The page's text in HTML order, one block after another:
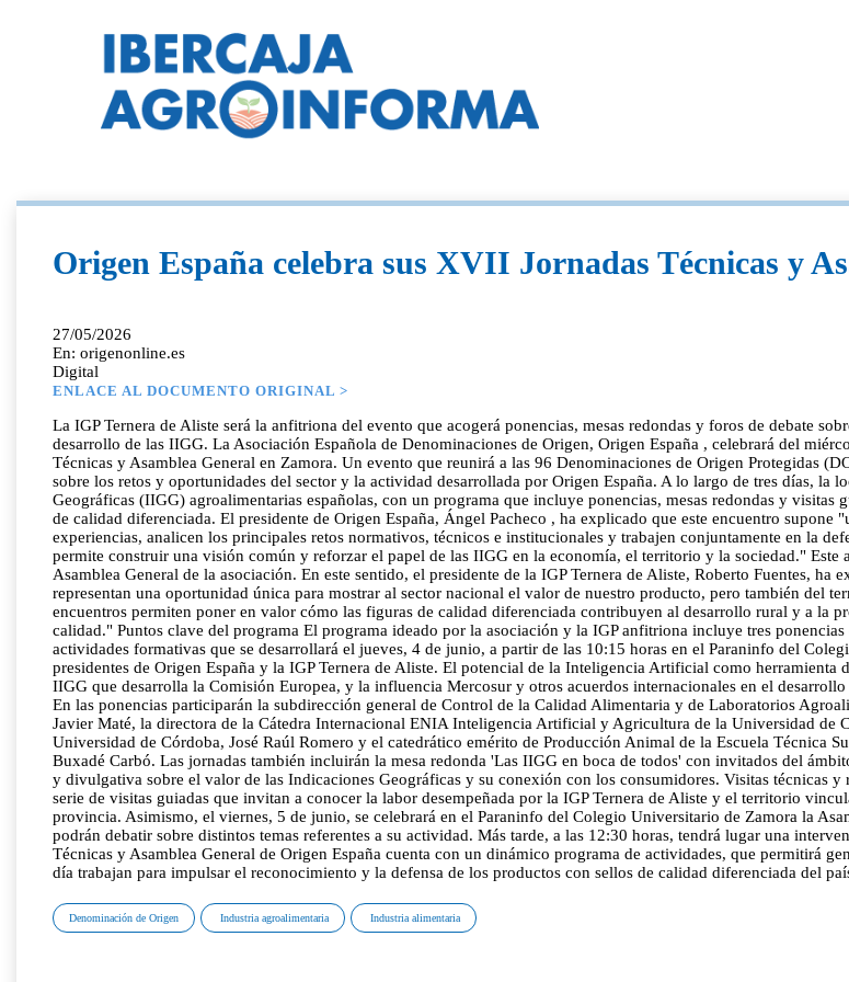
Origen España celebra sus XVII Jornadas Técnicas y
27/05/2026
En: origenonline.es
Digital
ENLACE AL DOCUMENTO ORIGINAL >
La IGP Ternera de Aliste será la anfitriona del evento que acogerá ponencias, mesas redondas y foros de debate
desarrollo de las IIGG. La Asociación Española de Denominaciones de Origen, Origen España , celebrará del
Técnicas y Asamblea General en Zamora. Un evento que reunirá a las 96 Denominaciones de Origen Protegidas
sobre los retos y oportunidades del sector y la actividad desarrollada por Origen España. A lo largo de tres días, la
Geográficas (IIGG) agroalimentarias españolas, con un programa que incluye ponencias, mesas redondas y
de calidad diferenciada. El presidente de Origen España, Ángel Pacheco , ha explicado que este encuentro
experiencias, analicen los principales retos normativos, técnicos e institucionales y trabajen conjuntamente en la
permite construir una visión común y reforzar el papel de las IIGG en la economía, el territorio y la sociedad." Este
Asamblea General de la asociación. En este sentido, el presidente de la IGP Ternera de Aliste, Roberto Fuentes,
representan una oportunidad única para mostrar al sector nacional el valor de nuestro producto, pero también del
encuentros permiten poner en valor cómo las figuras de calidad diferenciada contribuyen al desarrollo rural y a la
calidad." Puntos clave del programa El programa ideado por la asociación y la IGP anfitriona incluye tres
actividades formativas que se desarrollará el jueves, 4 de junio, a partir de las 10:15 horas en el Paraninfo del
presidentes de Origen España y la IGP Ternera de Aliste. El potencial de la Inteligencia Artificial como
IIGG que desarrolla la Comisión Europea, y la influencia Mercosur y otros acuerdos internacionales en el
En las ponencias participarán la subdirección general de Control de la Calidad Alimentaria y de Laboratorios
Javier Maté, la directora de la Cátedra Internacional ENIA Inteligencia Artificial y Agricultura de la Universidad de
Universidad de Córdoba, José Raúl Romero y el catedrático emérito de Producción Animal de la Escuela Técnica
Buxadé Carbó. Las jornadas también incluirán la mesa redonda 'Las IIGG en boca de todos' con invitados del
y divulgativa sobre el valor de las Indicaciones Geográficas y su conexión con los consumidores. Visitas técnicas
serie de visitas guiadas que invitan a conocer la labor desempeñada por la IGP Ternera de Aliste y el territorio
provincia. Asimismo, el viernes, 5 de junio, se celebrará en el Paraninfo del Colegio Universitario de Zamora la
podrán debatir sobre distintos temas referentes a su actividad. Más tarde, a las 12:30 horas, tendrá lugar una
Técnicas y Asamblea General de Origen España cuenta con un dinámico programa de actividades, que permitirá
día trabajan para impulsar el reconocimiento y la defensa de los productos con sellos de calidad diferenciada del
Denominación de Origen Industria agroalimentaria Industria alimentaria